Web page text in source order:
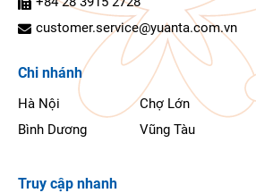
customer.service@yuanta.com.vn
Chi nhánh
Hà Nội Chợ Lớn
Bình Dương
Vũng Tàu
Truy cập nhanh